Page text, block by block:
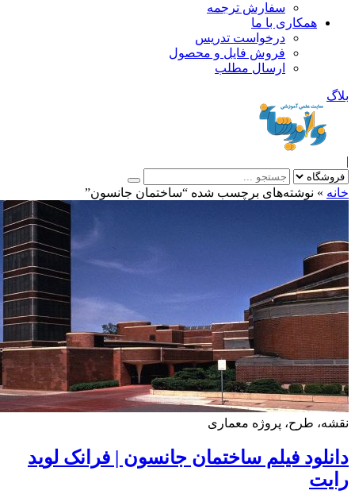
سفارش ترجمه
همکاری با ما
درخواست تدریس
فروش فایل و محصول
ارسال مطلب
»نوشته‌های برچسب شده “ساختمان جانسون”
طرح، پروژه معماری
فیلم ساختمان جانسون | فرانک لوید